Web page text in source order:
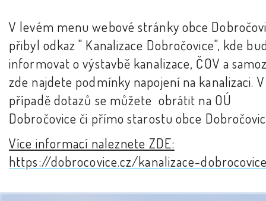
V levém menu webové stránky obce
přibyl odkaz " Kanalizace Dobročovice", kde
informovat o výstavbě kanalizace, ČOV a
zde najdete podmínky napojení na kanalizaci. V
případě dotazů se můžete obrátit na OÚ
Dobročovice či přímo starostu obce
Více informací naleznete ZDE:
https://dobrocovice.cz/kanalizace-